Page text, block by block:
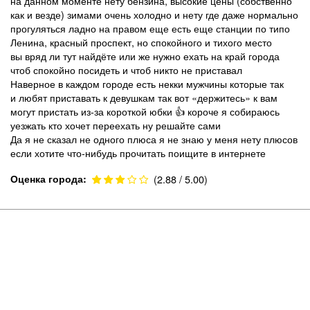
как и везде) зимами очень холодно и нету где даже нормально
прогуляться ладно на правом еще есть еще станции по типо
Ленина, красный проспект, но спокойного и тихого место
вы вряд ли тут найдёте или же нужно ехать на край города
чтоб спокойно посидеть и чтоб никто не приставал
Наверное в каждом городе есть некки мужчины которые так
и любят приставать к девушкам так вот «держитесь» к вам
могут пристать из-за короткой юбки 👍 короче я собираюсь
уезжать кто хочет переехать ну решайте сами
Да я не сказал не одного плюса я не знаю у меня нету плюсов
если хотите что-нибудь прочитать поищите в интернете
Оценка города: (2.88 / 5.00)